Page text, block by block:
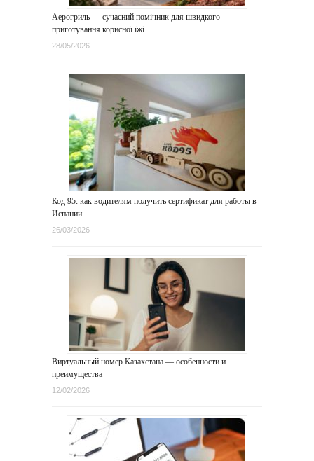
Аерогриль — сучасний помічник для швидкого
приготування корисної їжі
28/05/2026
Код 95: как водителям получить сертификат для работы в
Испании
26/03/2026
Виртуальный номер Казахстана — особенности и
преимущества
12/02/2026